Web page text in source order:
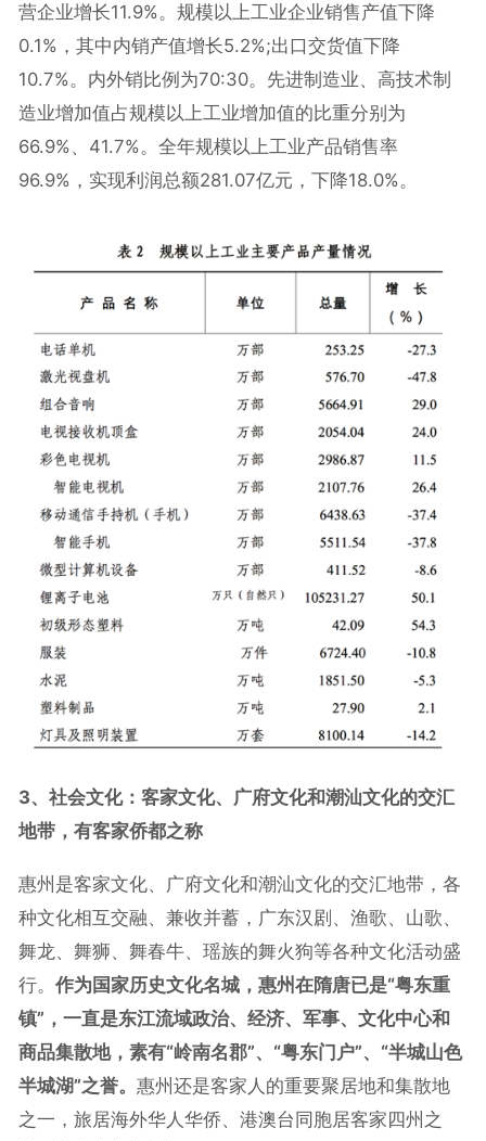
营企业增长11.9%。规模以上工业企业销售产值下降
0.1%，其中内销产值增长5.2%;出口交货值下降
10.7%。内外销比例为70:30。先进制造业、高技术制
造业增加值占规模以上工业增加值的比重分别为
66.9%、41.7%。全年规模以上工业产品销售率
96.9%，实现利润总额281.07亿元，下降18.0%。
3、社会文化：客家文化、广府文化和潮汕文化的交汇
地带，有客家侨都之称
惠州是客家文化、广府文化和潮汕文化的交汇地带，各
种文化相互交融、兼收并蓄，广东汉剧、渔歌、山歌、
舞龙、舞狮、舞春牛、瑶族的舞火狗等各种文化活动盛
行。 作为国家历史文化名城，惠州在隋唐已是“粤东重
镇”，一直是东江流域政治、经济、军事、文化中心和
商品集散地，素有“岭南名郡”、“粤东门户”、“半城山色
半城湖”之誉。 惠州还是客家人的重要聚居地和集散地
之一，旅居海外华人华侨、港澳台同胞居客家四州之